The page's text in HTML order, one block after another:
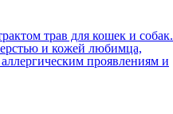
трав для кошек и собак.
и кожей любимца,
проявлениям и